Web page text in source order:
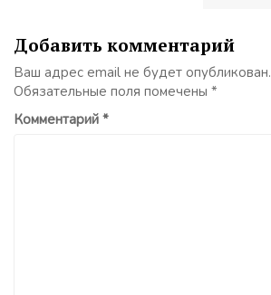
Добавить комментарий
Ваш адрес email не будет опубликован.
Обязательные поля помечены *
Комментарий *